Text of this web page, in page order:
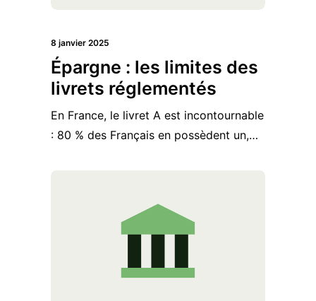
8 janvier 2025
Épargne : les limites des
livrets réglementés
En France, le livret A est incontournable
: 80 % des Français en possèdent un,…